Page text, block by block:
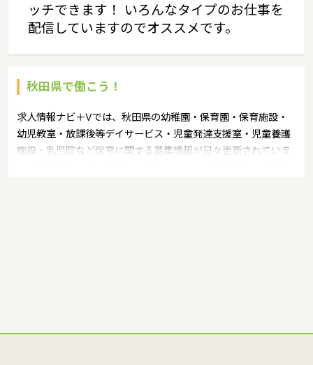
ッチできます！ いろんなタイプのお仕事を
配信していますのでオススメです。
秋田県で働こう！
求人情報ナビ＋Vでは、秋田県の幼稚園・保育園・保育施設・
幼児教室・放課後等デイサービス・児童発達支援室・児童養護
施設・乳児院など保育に関する募集情報が日々更新されていま